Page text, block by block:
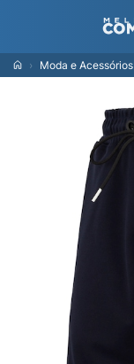
Moda e Acessórios